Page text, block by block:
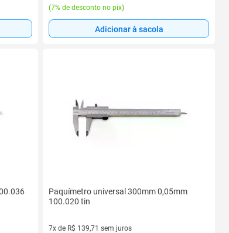
(7% de desconto no pix)
Adicionar à sacola
Paquímetro universal 300mm 0,05mm
100.020 tin
7x de R$ 139,71 sem juros